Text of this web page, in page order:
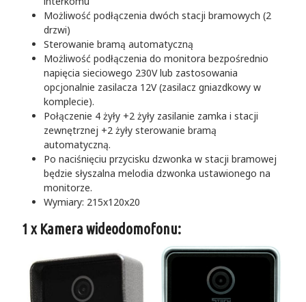
Możliwość podłączenia dwóch stacji bramowych (2
drzwi)
Sterowanie bramą automatyczną
Możliwość podłączenia do monitora bezpośrednio
napięcia sieciowego 230V lub zastosowania
opcjonalnie zasilacza 12V (zasilacz gniazdkowy w
komplecie).
Połączenie 4 żyły +2 żyły zasilanie zamka i stacji
zewnętrznej +2 żyły sterowanie bramą
automatyczną.
Po naciśnięciu przycisku dzwonka w stacji bramowej
będzie słyszalna melodia dzwonka ustawionego na
monitorze.
Wymiary: 215x120x20
1 x Kamera wideodomofonu: